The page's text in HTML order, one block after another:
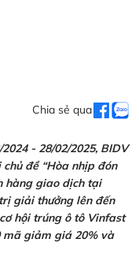
Chia sẻ qua
- 28/02/2025, BIDV
đề “Hòa nhịp đón
hàng giao dịch tại
giải thưởng lên đến
hội trúng ô tô Vinfast
mã giảm giá 20% và